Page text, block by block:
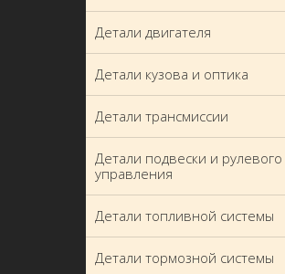
Детали двигателя
Детали кузова и оптика
Детали трансмиссии
Детали подвески и рулевого
управления
Детали топливной системы
Детали тормозной системы